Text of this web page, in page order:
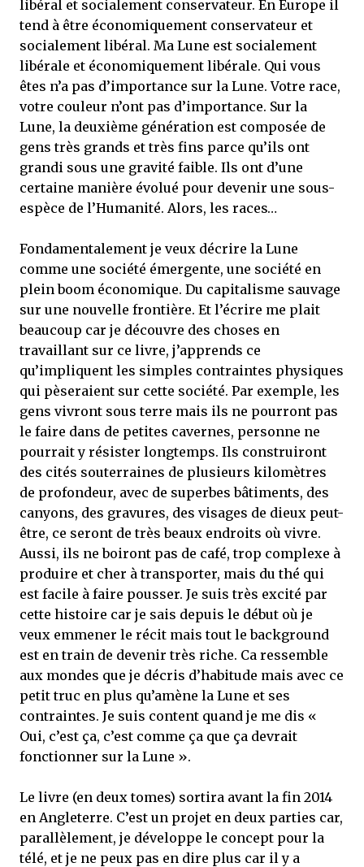
libéral et socialement conservateur. En Europe il
tend à être économiquement conservateur et
socialement libéral. Ma Lune est socialement
libérale et économiquement libérale. Qui vous
êtes n’a pas d’importance sur la Lune. Votre race,
votre couleur n’ont pas d’importance. Sur la
Lune, la deuxième génération est composée de
gens très grands et très fins parce qu’ils ont
grandi sous une gravité faible. Ils ont d’une
certaine manière évolué pour devenir une sous-
espèce de l’Humanité. Alors, les races…
Fondamentalement je veux décrire la Lune
comme une société émergente, une société en
plein boom économique. Du capitalisme sauvage
sur une nouvelle frontière. Et l’écrire me plait
beaucoup car je découvre des choses en
travaillant sur ce livre, j’apprends ce
qu’impliquent les simples contraintes physiques
qui pèseraient sur cette société. Par exemple, les
gens vivront sous terre mais ils ne pourront pas
le faire dans de petites cavernes, personne ne
pourrait y résister longtemps. Ils construiront
des cités souterraines de plusieurs kilomètres
de profondeur, avec de superbes bâtiments, des
canyons, des gravures, des visages de dieux peut-
être, ce seront de très beaux endroits où vivre.
Aussi, ils ne boiront pas de café, trop complexe à
produire et cher à transporter, mais du thé qui
est facile à faire pousser. Je suis très excité par
cette histoire car je sais depuis le début où je
veux emmener le récit mais tout le background
est en train de devenir très riche. Ca ressemble
aux mondes que je décris d’habitude mais avec ce
petit truc en plus qu’amène la Lune et ses
contraintes. Je suis content quand je me dis «
Oui, c’est ça, c’est comme ça que ça devrait
fonctionner sur la Lune ».
Le livre (en deux tomes) sortira avant la fin 2014
en Angleterre. C’est un projet en deux parties car,
parallèlement, je développe le concept pour la
télé, et je ne peux pas en dire plus car il y a